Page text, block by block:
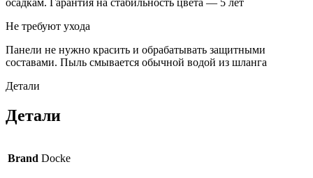
осадкам. Гарантия на стабильность цвета — 5 лет
Не требуют ухода
Панели не нужно красить и обрабатывать защитными
составами. Пыль смывается обычной водой из шланга
Детали
Детали
Brand Docke